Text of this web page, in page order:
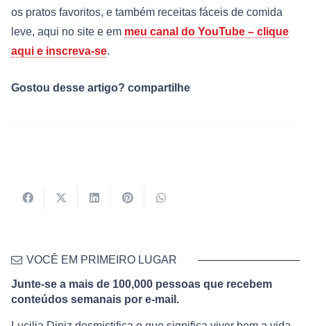
os pratos favoritos, e também receitas fáceis de comida
leve, aqui no site e em meu canal do YouTube – clique
aqui e inscreva-se.
Gostou desse artigo? compartilhe
VOCÊ EM PRIMEIRO LUGAR
Junte-se a mais de 100,000 pessoas que recebem
conteúdos semanais por e-mail.